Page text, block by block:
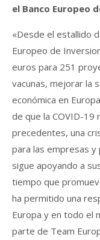
el Banco Europeo
«Desde el estallido
Europeo de
euros para 251
vacunas, mejorar la
económica en
de que la COVID-19
precedentes, una
para las empresas y
sigue apoyando a
tiempo que
ha permitido una
Europa y en todo el
parte de Team